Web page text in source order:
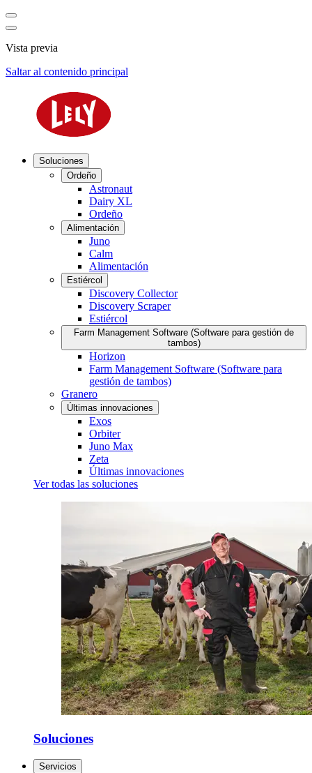
Vista previa
Saltar al contenido principal
Soluciones
Ordeño
Astronaut
Dairy XL
Ordeño
Alimentación
Juno
Calm
Alimentación
Estiércol
Discovery Collector
Discovery Scraper
Estiércol
Farm Management Software (Software para gestión de
tambos)
Horizon
Farm Management Software (Software para
gestión de tambos)
Granero
Últimas innovaciones
Exos
Orbiter
Juno Max
Zeta
Últimas innovaciones
Ver todas las soluciones
Soluciones
Servicios